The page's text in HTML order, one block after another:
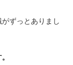
ずっとありまし